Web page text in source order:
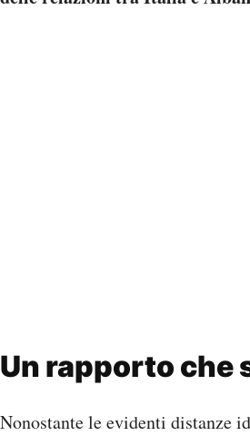
Un rapporto che
Nonostante le evidenti distanze